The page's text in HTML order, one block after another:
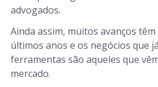
advogados.
Ainda assim, muitos avanços
últimos anos e os negócios que
ferramentas são aqueles que
mercado.